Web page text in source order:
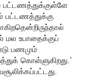
பட்டணத்துக்குள்ளே
பட்டணத்துக்கு
உபாதைக்குப்
பணமும்
கொள்ளுகிறது.’